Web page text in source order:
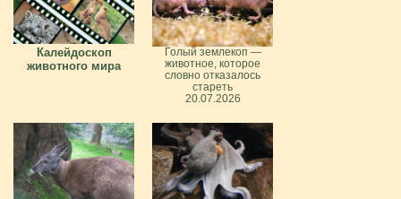
Калейдоскоп
животного мира
Голый землекоп —
животное, которое
словно отказалось
стареть
20.07.2026